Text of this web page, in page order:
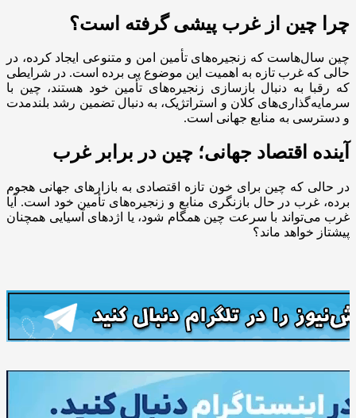
چرا چین از غرب پیشی گرفته است؟
چین سال‌هاست که زنجیره‌های تأمین امن و متنوعی ایجاد کرده، در
حالی که غرب تازه به اهمیت این موضوع پی برده است. در شرایطی
که رقبا به دنبال بازسازی زنجیره‌های تأمین خود هستند، چین با
سرمایه‌گذاری‌های کلان و استراتژیک، به دنبال تضمین رشد بلندمدت
و دسترسی به منابع جهانی است.
آینده اقتصاد جهانی؛ چین در برابر غرب
در حالی که چین برای خون تازه اقتصادی به بازارهای جهانی هجوم
برده، غرب در حال بازنگری منابع و زنجیره‌های تأمین خود است. آیا
غرب می‌تواند با سرعت چین همگام شود، یا اژدهای آسیایی همچنان
پیشتاز خواهد ماند؟